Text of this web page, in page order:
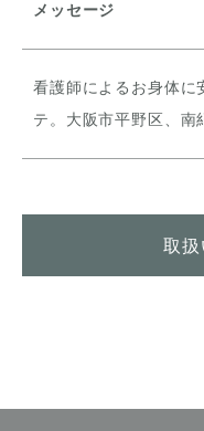
メッセージ
看護師によるお身体に
テ。大阪市平野区、南
取